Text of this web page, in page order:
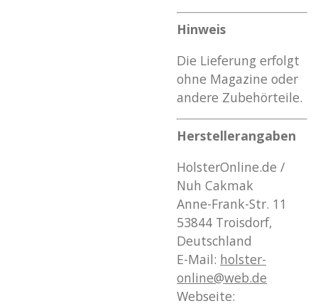
Hinweis
Die Lieferung erfolgt
ohne Magazine oder
andere Zubehörteile.
Herstellerangaben
HolsterOnline.de /
Nuh Cakmak
Anne-Frank-Str. 11
53844 Troisdorf,
Deutschland
E-Mail: holster-
online@web.de
Webseite: